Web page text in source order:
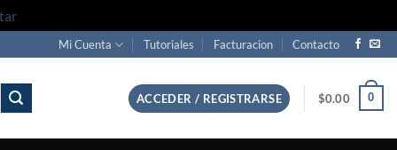
Mi Cuenta Tutoriales Facturacion Contacto
ACCEDER / REGISTRARSE $0.00 0